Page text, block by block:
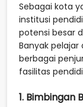
Sebagai kota
institusi
potensi besar
Banyak
berbagai
fasilitas
1. Bimbingan